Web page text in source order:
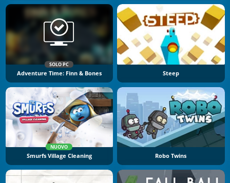
SOLO PC
Adventure Time: Finn & Bones Steep
NUOVO
Smurfs Village Cleaning Robo Twins